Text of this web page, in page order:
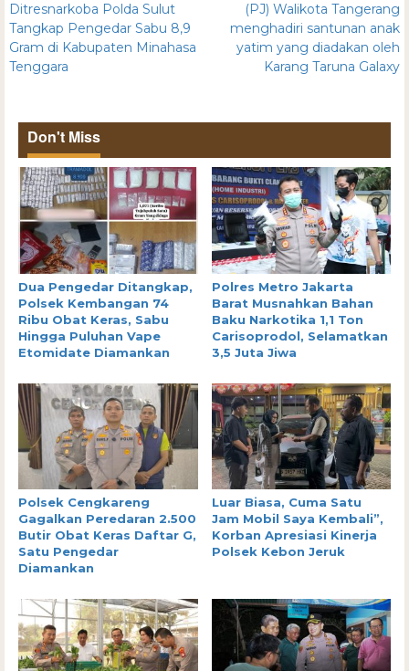
Ditresnarkoba Polda Sulut
Tangkap Pengedar Sabu 8,9
Gram di Kabupaten Minahasa
Tenggara
(PJ) Walikota Tangerang
menghadiri santunan anak
yatim yang diadakan oleh
Karang Taruna Galaxy
Don't Miss
Dua Pengedar Ditangkap,
Polsek Kembangan 74
Ribu Obat Keras, Sabu
Hingga Puluhan Vape
Etomidate Diamankan
Polres Metro Jakarta
Barat Musnahkan Bahan
Baku Narkotika 1,1 Ton
Carisoprodol, Selamatkan
3,5 Juta Jiwa
Polsek Cengkareng
Gagalkan Peredaran 2.500
Butir Obat Keras Daftar G,
Satu Pengedar
Diamankan
Luar Biasa, Cuma Satu
Jam Mobil Saya Kembali”,
Korban Apresiasi Kinerja
Polsek Kebon Jeruk